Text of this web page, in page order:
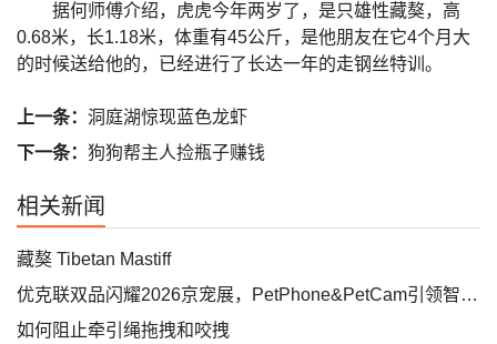
据何师傅介绍，虎虎今年两岁了，是只雄性藏獒，高
0.68米，长1.18米，体重有45公斤，是他朋友在它4个月大
的时候送给他的，已经进行了长达一年的走钢丝特训。
上一条： 洞庭湖惊现蓝色龙虾
下一条： 狗狗帮主人捡瓶子赚钱
相关新闻
藏獒 Tibetan Mastiff
优克联双品闪耀2026京宠展，PetPhone&PetCam引领智能养宠新风潮
如何阻止牵引绳拖拽和咬拽